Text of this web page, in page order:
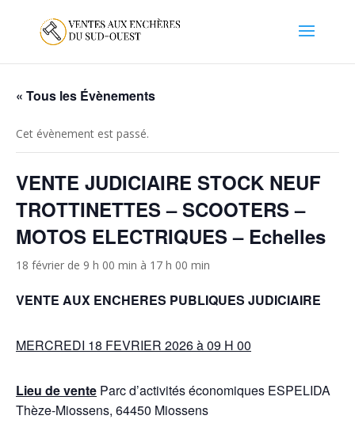
« Tous les Évènements
Cet évènement est passé.
VENTE JUDICIAIRE STOCK NEUF
TROTTINETTES – SCOOTERS –
MOTOS ELECTRIQUES – Echelles
18 février de 9 h 00 min à 17 h 00 min
VENTE AUX ENCHERES PUBLIQUES JUDICIAIRE
MERCREDI 18 FEVRIER 2026 à 09 H 00
Lieu de vente Parc d’activités économiques ESPELIDA
Thèze-Miossens, 64450 Miossens